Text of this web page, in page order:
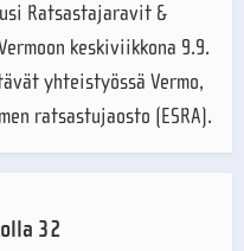
Ratsastajaravit &
keskiviikkona 9.9.
yhteistyössä Vermo,
ratsastujaosto (ESRA).
32